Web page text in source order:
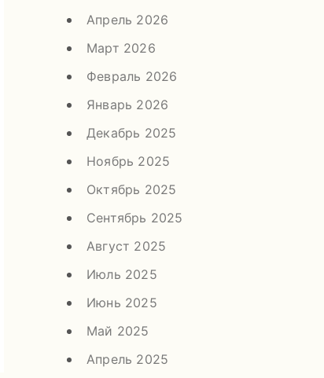
Апрель 2026
Март 2026
Февраль 2026
Январь 2026
Декабрь 2025
Ноябрь 2025
Октябрь 2025
Сентябрь 2025
Август 2025
Июль 2025
Июнь 2025
Май 2025
Апрель 2025